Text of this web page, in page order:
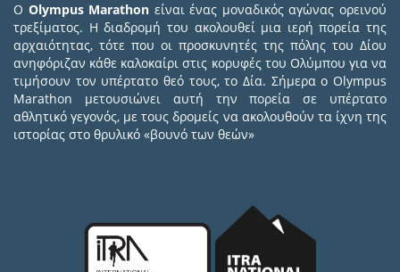
Ο Olympus Marathon είναι ένας μοναδικός αγώνας ορεινού
τρεξίματος. Η διαδρομή του ακολουθεί μια ιερή πορεία της
αρχαιότητας, τότε που οι προσκυνητές της πόλης του Δίου
ανηφόριζαν κάθε καλοκαίρι στις κορυφές του Ολύμπου για να
τιμήσουν τον υπέρτατο θεό τους, το Δία. Σήμερα ο Olympus
Marathon μετουσιώνει αυτή την πορεία σε υπέρτατο
αθλητικό γεγονός, με τους δρομείς να ακολουθούν τα ίχνη της
ιστορίας στο θρυλικό «βουνό των θεών»